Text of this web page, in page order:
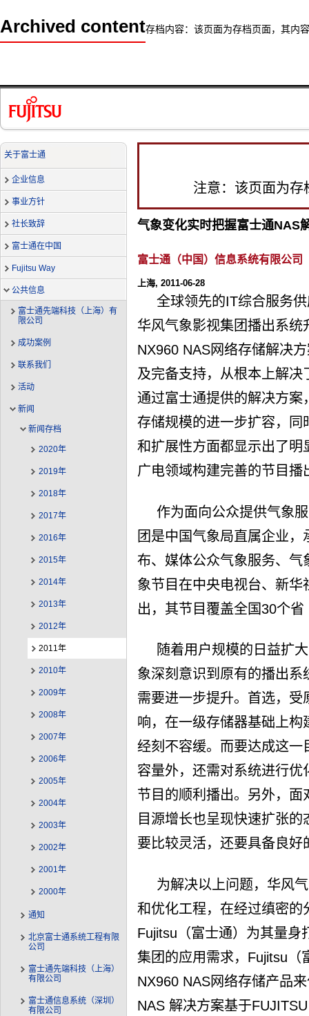
Archived content存档内容：该页面为存档页面，其内
关于富士通
企业信息
事业方针
社长致辞
富士通在中国
Fujitsu Way
公共信息
富士通先端科技（上海）有
限公司
成功案例
联系我们
活动
新闻
新闻存档
2020年
2019年
2018年
2017年
2016年
2015年
2014年
2013年
2012年
2011年
2010年
2009年
2008年
2007年
2006年
2005年
2004年
2003年
2002年
2001年
2000年
通知
北京富士通系统工程有限
公司
富士通先端科技（上海）
有限公司
富士通信息系统（深圳）
有限公司
注意：该页面为
气象变化实时把握富士通NAS
富士通（中国）信息系统有限公司
上海, 2011-06-28
全球领先的IT综合服务
华风气象影视集团播出系
NX960 NAS网络存储解决
及完备支持，从根本上解
通过富士通提供的解决方
存储规模的进一步扩容，
和扩展性方面都显示出了
广电领域构建完善的节目
作为面向公众提供气象
团是中国气象局直属企业
布、媒体公众气象服务、
象节目在中央电视台、新
出，其节目覆盖全国30个
随着用户规模的日益扩
象深刻意识到原有的播出
需要进一步提升。首选，
响，在一级存储器基础上
经刻不容缓。而要达成这
容量外，还需对系统进行
节目的顺利播出。另外，
目源增长也呈现快速扩张
要比较灵活，还要具备良好
为解决以上问题，华风
和优化工程，在经过缜密
Fujitsu（富士通）为其量身
集团的应用需求，Fujitsu（
NX960 NAS网络存储产品
NAS 解决方案基于